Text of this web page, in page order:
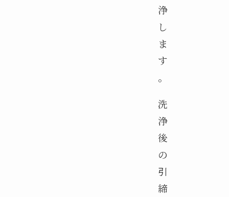
浄
し
ま
す
。
洗
浄
後
の
引
締